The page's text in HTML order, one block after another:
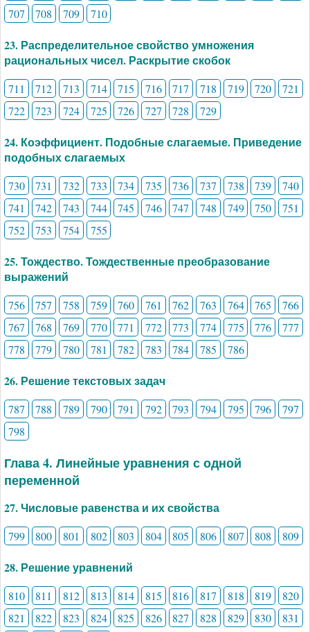
707
708 709 710
23. Распределительное свойство умножения
рациональных чисел. Раскрытие скобок
711 712 713 714 715 716 717 718 719 720
721
722
723 724 725 726 727 728 729
24. Коэффициент. Подобные слагаемые. Приведение
подобных слагаемых
730 731 732 733 734 735 736 737 738 739
740
741
742 743 744 745 746 747 748 749 750
751
752
753 754 755
25. Тождество. Тождественные преобразование
выражений
756 757 758 759 760 761 762 763 764 765
766
767
768 769 770 771 772 773 774 775 776
777
778
779 780 781 782 783 784 785 786
26. Решение текстовых задач
787 788 789 790 791 792 793 794 795 796
797
798
Глава 4. Линейные уравнения с одной
переменной
27. Числовые равенства и их свойства
799 800 801 802 803 804 805 806 807 808 809
28. Решение уравнений
810 811 812 813 814 815 816 817 818 819
820
821
822 823 824 825 826 827 828 829 830
831